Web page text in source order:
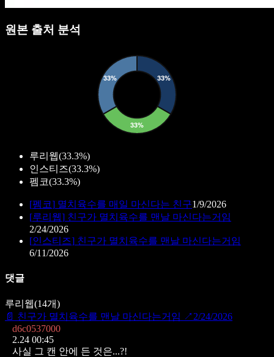
원본 출처 분석
루리웹(33.3%)
인스티즈(33.3%)
펨코(33.3%)
[펨코] 멸치육수를 매일 마신다는 친구1/9/2026
[루리웹] 친구가 멸치육수를 맨날 마신다는거임
2/24/2026
[인스티즈] 친구가 멸치육수를 맨날 마신다는거임
6/11/2026
댓글
루리웹(14개)
📄 친구가 멸치육수를 맨날 마신다는거임 ↗ 2/24/2026
d6c0537000
2.24 00:45
사실 그 캔 안에 든 것은...?!